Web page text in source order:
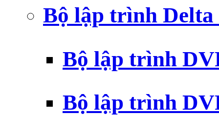
Bộ lập trình
Bộ lập trình
Bộ lập trình